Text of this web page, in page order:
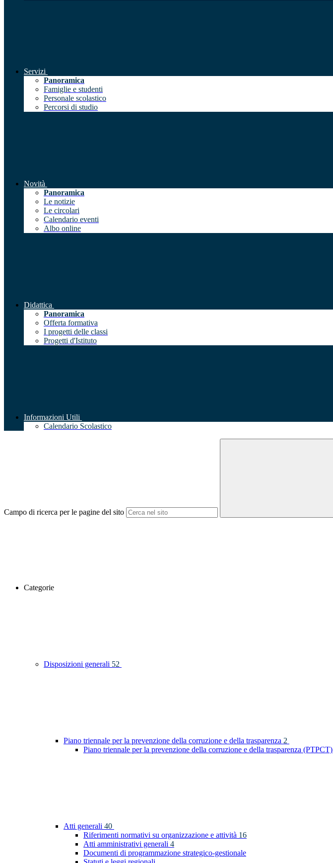
Servizi
Panoramica
Famiglie e studenti
Personale scolastico
Percorsi di studio
Novità
Panoramica
Le notizie
Le circolari
Calendario eventi
Albo online
Didattica
Panoramica
Offerta formativa
I progetti delle classi
Progetti d'Istituto
Informazioni Utili
Calendario Scolastico
Campo di ricerca per le pagine del sito
Categorie
Disposizioni generali 52
Piano triennale per la prevenzione della corruzione e della trasparenza 2
Piano triennale per la prevenzione della corruzione e della trasparenza (PTPCT)
Atti generali 40
Riferimenti normativi su organizzazione e attività 16
Atti amministrativi generali 4
Documenti di programmazione strategico-gestionale